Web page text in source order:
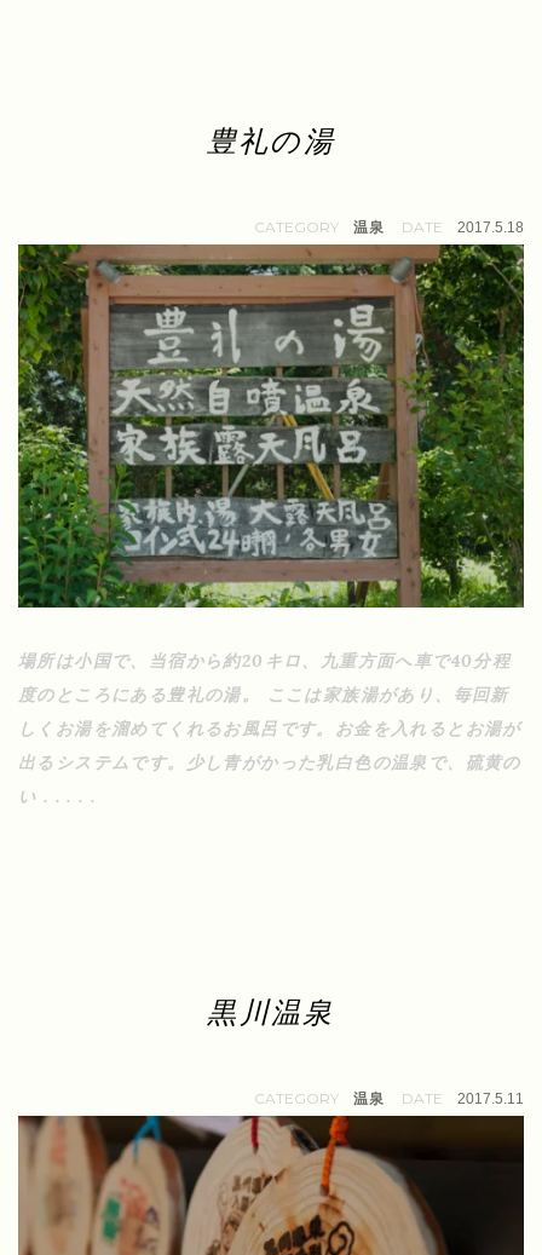
豊礼の湯
温泉 2017.5.18
場所は小国で、当宿から約20キロ、九重方面へ車で40分程
度のところにある豊礼の湯。 ここは家族湯があり、毎回新
しくお湯を溜めてくれるお風呂です。お金を入れるとお湯が
出るシステムです。少し青がかった乳白色の温泉で、硫黄の
い . . . . .
黒川温泉
温泉 2017.5.11